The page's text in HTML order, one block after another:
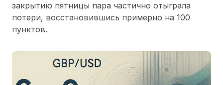
закрытию пятницы пара частично отыграла
потери, восстановившись примерно на 100
пунктов.